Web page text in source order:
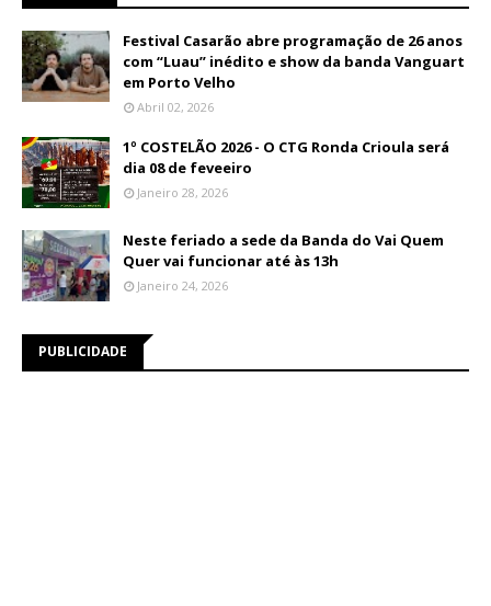
Festival Casarão abre programação de 26 anos
com “Luau” inédito e show da banda Vanguart
em Porto Velho
Abril 02, 2026
1º COSTELÃO 2026 - O CTG Ronda Crioula será
dia 08 de feveeiro
Janeiro 28, 2026
Neste feriado a sede da Banda do Vai Quem
Quer vai funcionar até às 13h
Janeiro 24, 2026
PUBLICIDADE